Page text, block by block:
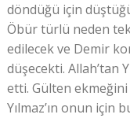
döndüğü için
Öbür türlü neden
edilecek ve Demir
düşecekti. Allah’tan
etti. Gülten
Yılmaz’ın onun için